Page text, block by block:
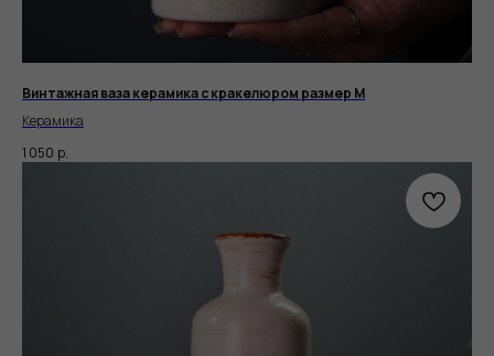
Винтажная ваза керамика с кракелюром размер М
Керамика
1 050 р.